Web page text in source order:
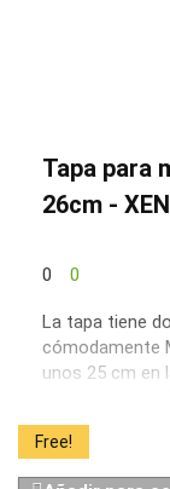
Tapa para
26cm -
0 0
La tapa tiene
cómodamente
unos 25 cm en
Free!